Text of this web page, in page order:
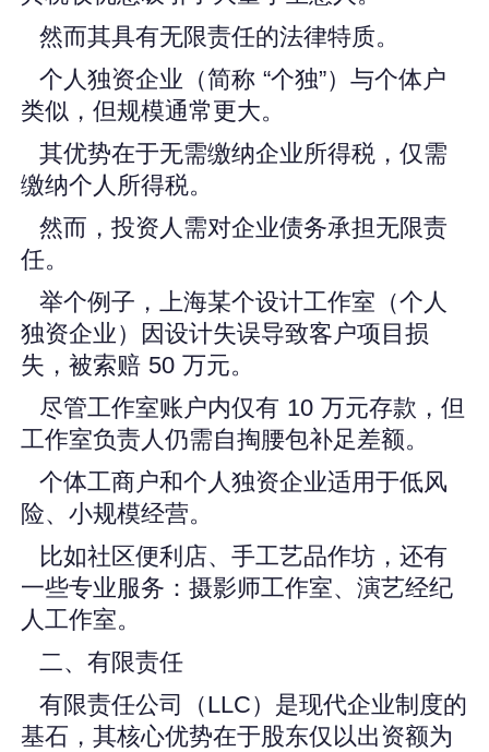
然而其具有无限责任的法律特质。
个人独资企业（简称 “个独”）与个体户
类似，但规模通常更大。
其优势在于无需缴纳企业所得税，仅需
缴纳个人所得税。
然而，投资人需对企业债务承担无限责
任。
举个例子，上海某个设计工作室（个人
独资企业）因设计失误导致客户项目损
失，被索赔 50 万元。
尽管工作室账户内仅有 10 万元存款，但
工作室负责人仍需自掏腰包补足差额。
个体工商户和个人独资企业适用于低风
险、小规模经营。
比如社区便利店、手工艺品作坊，还有
一些专业服务：摄影师工作室、演艺经纪
人工作室。
二、有限责任
有限责任公司（LLC）是现代企业制度的
基石，其核心优势在于股东仅以出资额为